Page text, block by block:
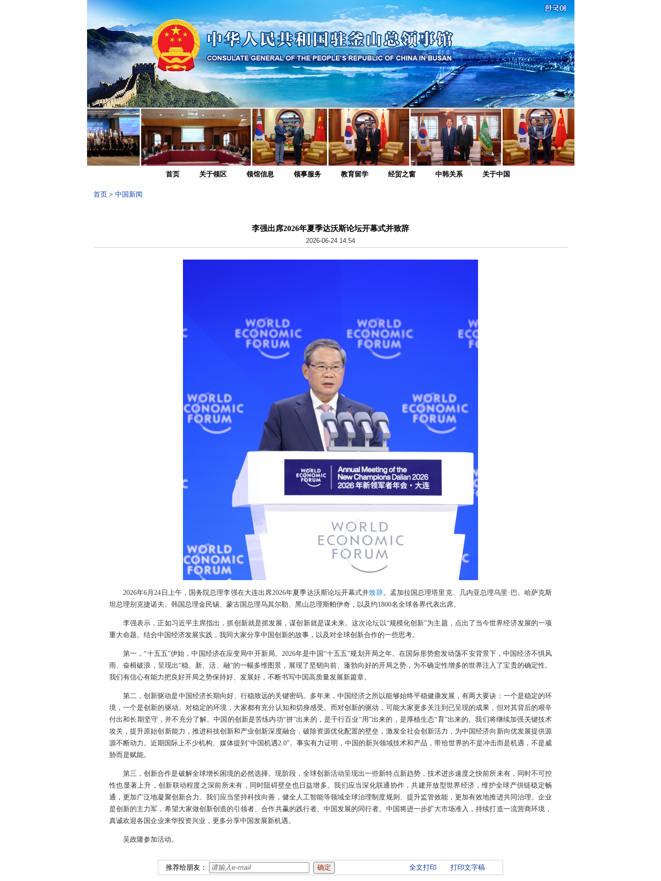
首页 关于领区 领馆信息 领事服务 教育留学 经贸之窗 中韩关系 关于中国
首页 > 中国新闻
李强出席2026年夏季达沃斯论坛开幕式并致辞
2026-06-24 14:54
2026年6月24日上午，国务院总理李强在大连出席2026年夏季达沃斯论坛开幕式并致辞。孟加拉国总理塔里克、几内亚总理乌里·巴、哈萨克斯
坦总理别克捷诺夫、韩国总理金民锡、蒙古国总理乌其尔勒、黑山总理斯帕伊奇，以及约1800名全球各界代表出席。
李强表示，正如习近平主席指出，抓创新就是抓发展，谋创新就是谋未来。这次论坛以“规模化创新”为主题，点出了当今世界经济发展的一项
重大命题。结合中国经济发展实践，我同大家分享中国创新的故事，以及对全球创新合作的一些思考。
第一，“十五五”伊始，中国经济在应变局中开新局。2026年是中国“十五五”规划开局之年。在国际形势愈发动荡不安背景下，中国经济不惧风
雨、奋楫破浪，呈现出“稳、新、活、融”的一幅多维图景，展现了坚韧向前、蓬勃向好的开局之势，为不确定性增多的世界注入了宝贵的确定性。
我们有信心有能力把良好开局之势保持好、发展好，不断书写中国高质量发展新篇章。
第二，创新驱动是中国经济长期向好、行稳致远的关键密码。多年来，中国经济之所以能够始终平稳健康发展，有两大要诀：一个是稳定的环
境，一个是创新的驱动。对稳定的环境，大家都有充分认知和切身感受。而对创新的驱动，可能大家更多关注到已呈现的成果，但对其背后的艰辛
付出和长期坚守，并不充分了解。中国的创新是苦练内功“拼”出来的，是千行百业“用”出来的，是厚植生态“育”出来的。我们将继续加强关键技术
攻关，提升原始创新能力，推进科技创新和产业创新深度融合，破除资源优化配置的壁垒，激发全社会创新活力，为中国经济向新向优发展提供源
源不断动力。近期国际上不少机构、媒体提到“中国机遇2.0”。事实有力证明，中国的新兴领域技术和产品，带给世界的不是冲击而是机遇，不是威
胁而是赋能。
第三，创新合作是破解全球增长困境的必然选择。现阶段，全球创新活动呈现出一些新特点新趋势，技术进步速度之快前所未有，同时不可控
性也显著上升，创新联动程度之深前所未有，同时阻碍壁垒也日益增多。我们应当深化联通协作，共建开放型世界经济，维护全球产供链稳定畅
通，更加广泛地凝聚创新合力。我们应当坚持科技向善，健全人工智能等领域全球治理制度规则、提升监管效能，更加有效地推进共同治理。企业
是创新的主力军，希望大家做创新创造的引领者、合作共赢的践行者、中国发展的同行者。中国将进一步扩大市场准入，持续打造一流营商环境，
真诚欢迎各国企业来华投资兴业，更多分享中国发展新机遇。
吴政隆参加活动。
推荐给朋友： 全文打印 打印文字稿